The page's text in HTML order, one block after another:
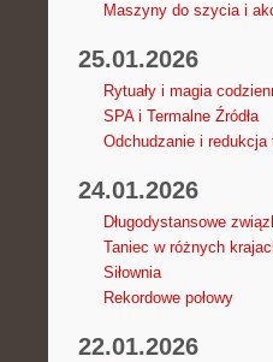
Maszyny do szycia i
25.01.2026
Rytuały i magia
SPA i Termalne Źródła
Odchudzanie i redukcja
24.01.2026
Długodystansowe
Taniec w różnych
Siłownia
Rekordowe połowy
22.01.2026